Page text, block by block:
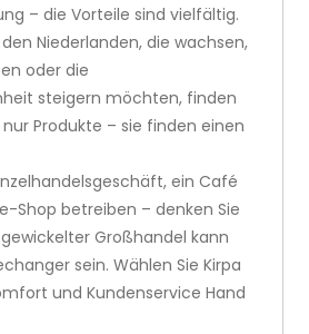
– die Vorteile sind vielfältig.
Niederlanden, die wachsen,
oder die
steigern möchten, finden
Produkte – sie finden einen
ein Café
Shop betreiben – denken Sie
Großhandel kann
sein. Wählen Sie Kirpa
und Kundenservice Hand